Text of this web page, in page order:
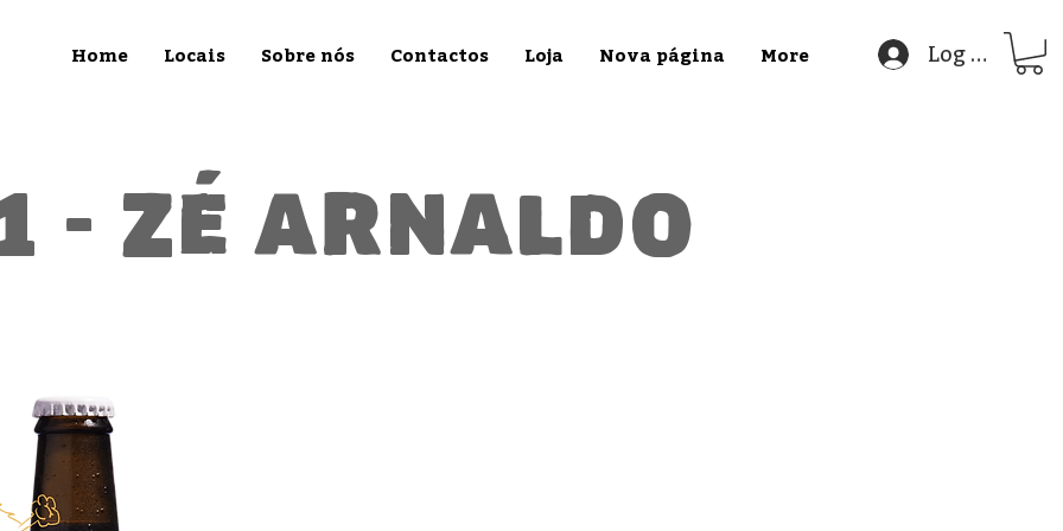
Home Locais Sobre nós Contactos Loja Nova página More Log In
- zé arnaldo